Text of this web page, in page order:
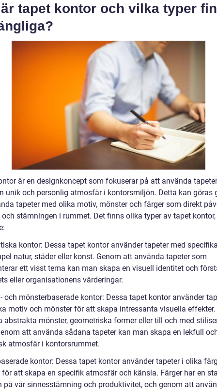
är tapet kontor och vilka typer
är en designkoncept som fokuserar på att använda
unik och personlig atmosfär i kontorsmiljön. Detta kan göras
tapeter med olika motiv, mönster och färger som direkt
stämningen i rummet. Det finns olika typer av tapet kontor,
kontor: Dessa tapet kontor använder tapeter med
natur, städer eller konst. Genom att använda tapeter som
ett visst tema kan man skapa en visuell identitet och
eller organisationens värderingar.
och mönsterbaserade kontor: Dessa tapet kontor använder
motiv och mönster för att skapa intressanta visuella
abstrakta mönster, geometriska former eller till och med
att använda sådana tapeter kan man skapa en lekfull
atmosfär i kontorsrummet.
kontor: Dessa tapet kontor använder tapeter i olika
för att skapa en specifik atmosfär och känsla. Färger har en
på vår sinnesstämning och produktivitet, och genom att